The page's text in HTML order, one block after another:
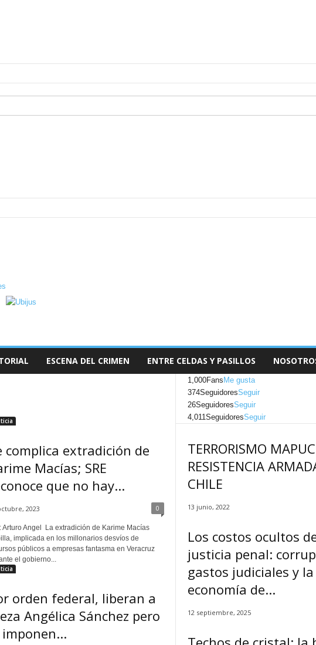
ESCENA DEL CRIMEN ENTRE CELDAS Y PASILLOS
complica extradición de
Macías; SRE
que no hay...
2023 0
Arturo Angel La extradición de Karime Macías
implicada en los millonarios desvíos de
públicos a empresas fantasma en Veracruz
el gobierno...
orden federal, liberan a
Angélica Sánchez pero
imponen...
1,000Fans Me gusta
374SeguidoresSeguir
26SeguidoresSeguir
4,011SeguidoresSeguir
TERRORISMO
RESISTENCIA
CHILE
13 junio, 2022
Los costos ocultos
justicia penal:
gastos judiciales y la
economía de...
12 septiembre, 2025